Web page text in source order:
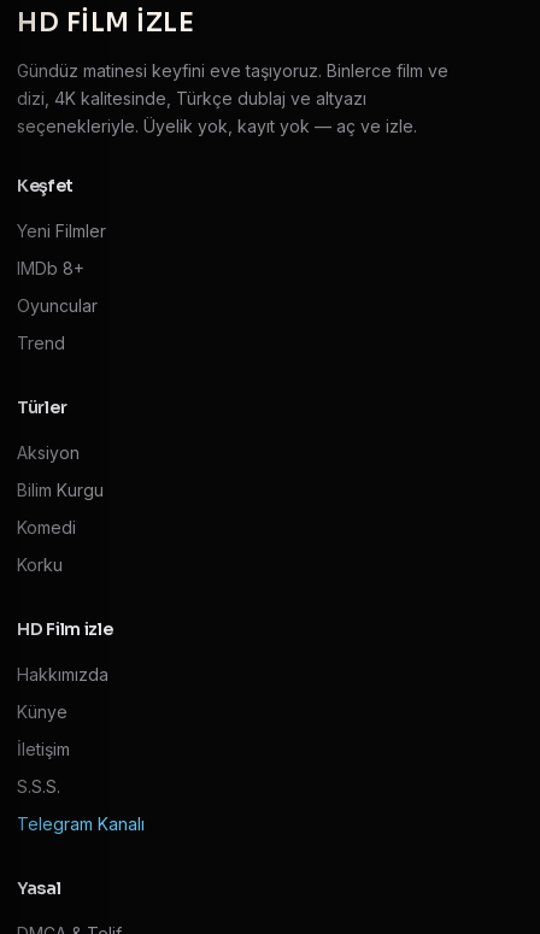
HD FILM IZLE
Gündüz matinesi keyfini eve taşıyoruz. Binlerce film ve
dizi, 4K kalitesinde, Türkçe dublaj ve altyazı
seçenekleriyle. Üyelik yok, kayıt yok — aç ve izle.
Keşfet
Yeni Filmler
IMDb 8+
Oyuncular
Trend
Türler
Aksiyon
Bilim Kurgu
Komedi
Korku
HD Film izle
Hakkımızda
Künye
İletişim
S.S.S.
Telegram Kanalı
Yasal